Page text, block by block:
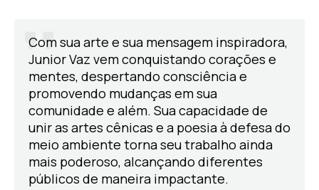
Com sua arte e sua mensagem inspiradora,
Junior Vaz vem conquistando corações e
mentes, despertando consciência e
promovendo mudanças em sua
comunidade e além. Sua capacidade de
unir as artes cênicas e a poesia à defesa do
meio ambiente torna seu trabalho ainda
mais poderoso, alcançando diferentes
públicos de maneira impactante.